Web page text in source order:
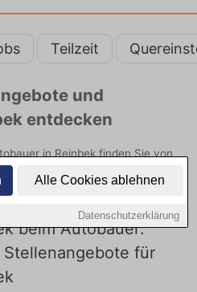
Alle Cookies ablehnen
Datenschutzerklärung
Teilzeit
und
entdecken
in Reinbek finden Sie von
freie Optionen von Top-
sich noch heute.
beim Autobauer:
für